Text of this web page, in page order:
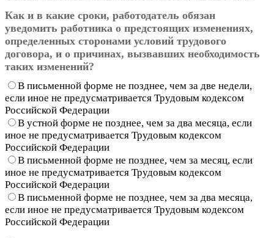
Как и в какие сроки, работодатель обязан
уведомить работника о предстоящих изменениях,
определенных сторонами условий трудового
договора, и о причинах, вызвавших необходимость
таких изменений?
В письменной форме не позднее, чем за две недели,
если иное не предусматривается Трудовым кодексом
Российской Федерации
В устной форме не позднее, чем за два месяца, если
иное не предусматривается Трудовым кодексом
Российской Федерации
В письменной форме не позднее, чем за месяц, если
иное не предусматривается Трудовым кодексом
Российской Федерации
В письменной форме не позднее, чем за два месяца,
если иное не предусматривается Трудовым кодексом
Российской Федерации